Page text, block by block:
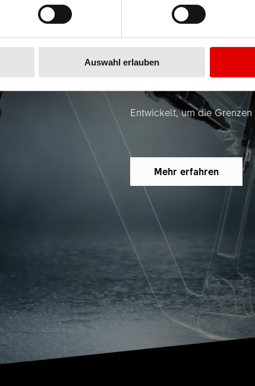
Auswahl erlauben232 ONE
Entwickelt, um die
Mehr erfahren